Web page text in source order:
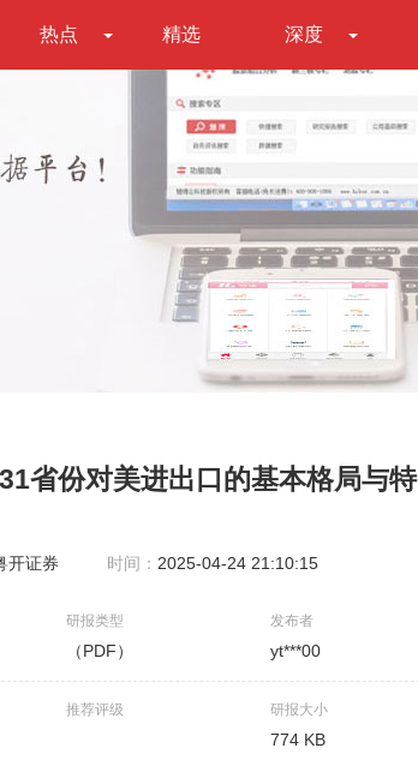
热点 精选 深度
省份对美进出口的基本格局与特
开证券 时间： 2025-04-24 21:10:15
研报类型
（PDF）
发布者
yt***00
推荐评级 研报大小
774 KB